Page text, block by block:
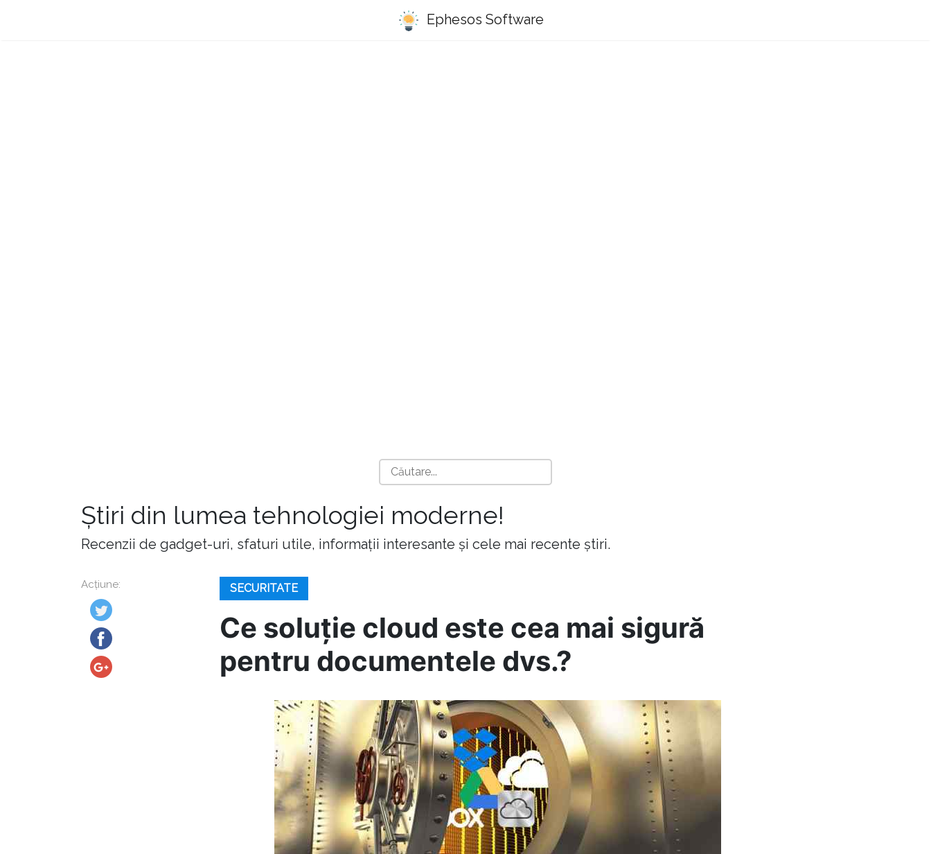
Ephesos Software
Știri din lumea tehnologiei moderne!
Recenzii de gadget-uri, sfaturi utile, informații interesante și cele mai recente știri.
Acțiune: SECURITATE
Ce soluție cloud este cea mai sigură
pentru documentele dvs.?